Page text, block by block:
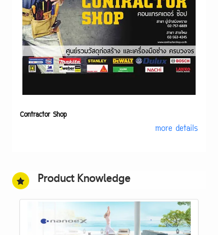
Contractor Shop
more details
Product Knowledge